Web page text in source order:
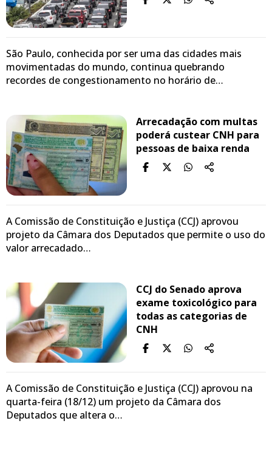
São Paulo, conhecida por ser uma das cidades mais
movimentadas do mundo, continua quebrando
recordes de congestionamento no horário de…
Arrecadação com multas
poderá custear CNH para
pessoas de baixa renda
A Comissão de Constituição e Justiça (CCJ) aprovou
projeto da Câmara dos Deputados que permite o uso do
valor arrecadado…
CCJ do Senado aprova
exame toxicológico para
todas as categorias de
CNH
A Comissão de Constituição e Justiça (CCJ) aprovou na
quarta-feira (18/12) um projeto da Câmara dos
Deputados que altera o…